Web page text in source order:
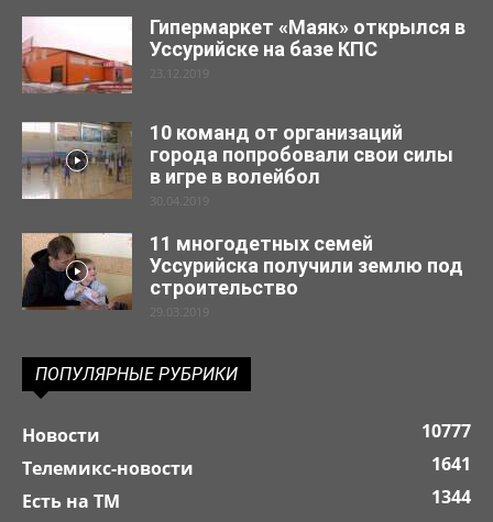
Гипермаркет «Маяк» открылся в
Уссурийске на базе КПС
23.12.2019
10 команд от организаций
города попробовали свои силы
в игре в волейбол
30.04.2019
11 многодетных семей
Уссурийска получили землю под
строительство
29.03.2019
ПОПУЛЯРНЫЕ РУБРИКИ
Новости
10777
Телемикс-новости
1641
Есть на ТМ
1344